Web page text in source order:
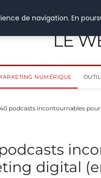
LE
NUMÉRIQUE
podcasts incontournables
digital
de navigation. En